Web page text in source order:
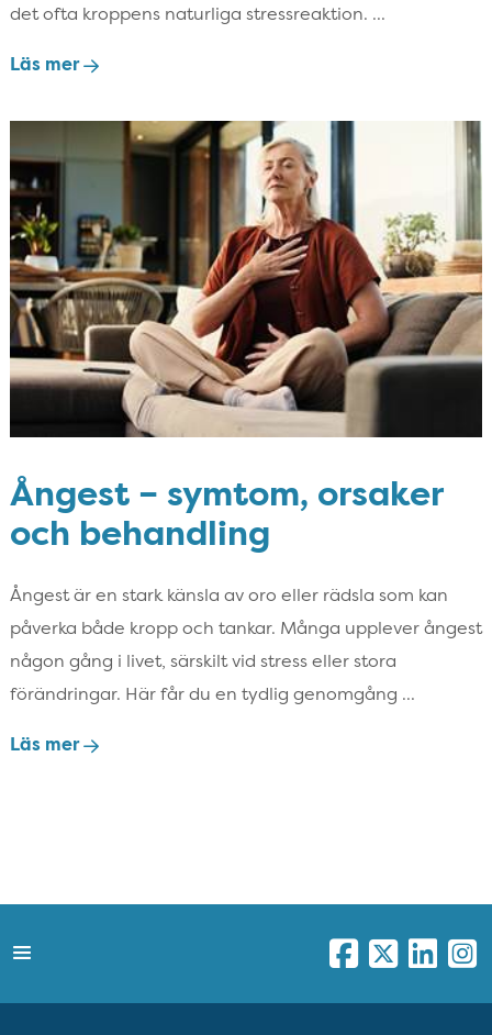
det ofta kroppens naturliga stressreaktion. ...
Läs mer
Ångest – symtom, orsaker
och behandling
Ångest är en stark känsla av oro eller rädsla som kan
påverka både kropp och tankar. Många upplever ångest
någon gång i livet, särskilt vid stress eller stora
förändringar. Här får du en tydlig genomgång ...
Läs mer